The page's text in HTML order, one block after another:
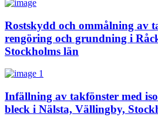
Rostskydd och ommålning av
rengöring och grundning i
Stockholms län
Infällning av takfönster med
bleck i Nälsta, Vällingby,